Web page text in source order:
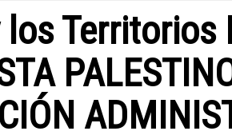
los Territorios